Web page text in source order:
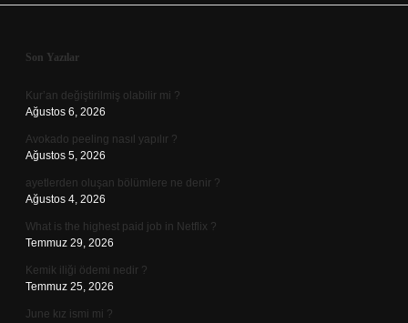
Sidebar
Son Yazılar
Kur’an değiştirilmiş olabilir mi ?
Ağustos 6, 2026
Avokado peeling nasıl yapılır ?
Ağustos 5, 2026
ayetlerden oluşan bölümlere ne denir ?
Ağustos 4, 2026
What is the highest paid job in Netflix ?
Temmuz 29, 2026
Kemik iliği ödemi nedir ?
Temmuz 25, 2026
June kız ismi mi ?